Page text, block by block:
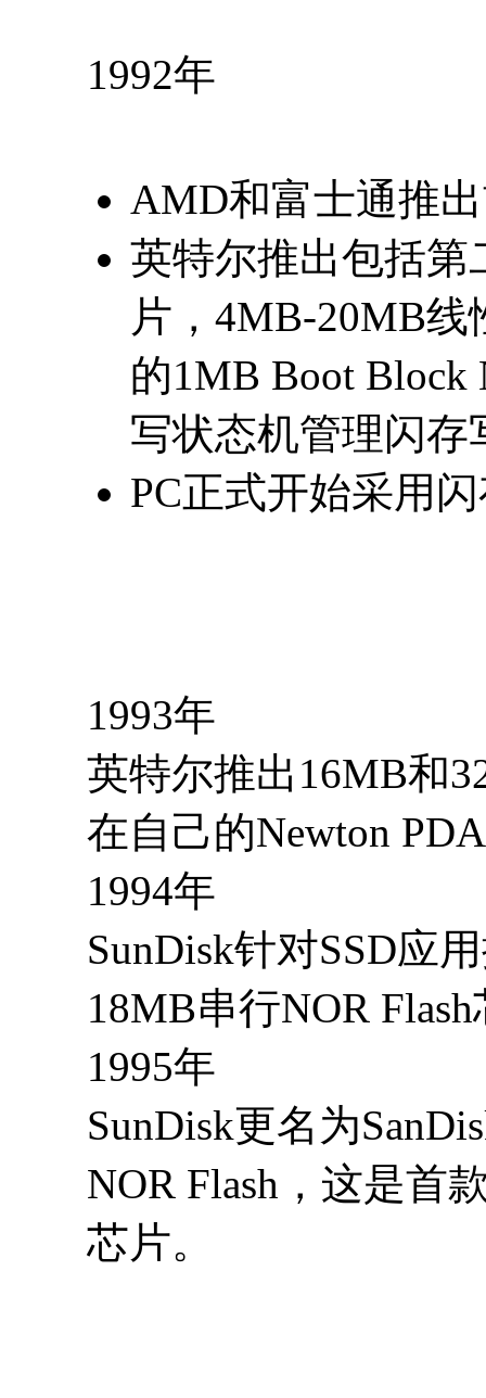
1992年
AMD和富士通推
英特尔推出包括第
片，4MB-20MB
的1MB Boot Block
写状态机管理闪存
PC正式开始采用
1993年
英特尔推出16MB和
在自己的Newton
1994年
SunDisk针对SSD应
18MB串行NOR
1995年
SunDisk更名为
NOR Flash，这是首
芯片。